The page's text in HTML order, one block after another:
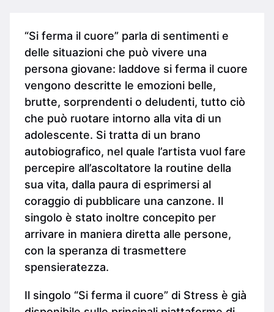
“Si ferma il cuore” parla di sentimenti e
delle situazioni che può vivere una
persona giovane: laddove si ferma il cuore
vengono descritte le emozioni belle,
brutte, sorprendenti o deludenti, tutto ciò
che può ruotare intorno alla vita di un
adolescente. Si tratta di un brano
autobiografico, nel quale l’artista vuol fare
percepire all’ascoltatore la routine della
sua vita, dalla paura di esprimersi al
coraggio di pubblicare una canzone. Il
singolo è stato inoltre concepito per
arrivare in maniera diretta alle persone,
con la speranza di trasmettere
spensieratezza.
Il singolo “Si ferma il cuore” di Stress è già